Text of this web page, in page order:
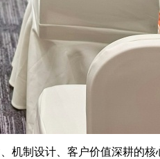
机制设计、客户价值深耕的